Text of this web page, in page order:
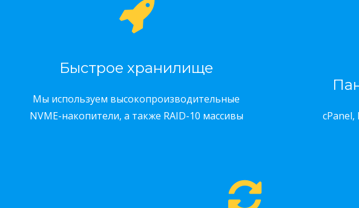
Быстрое хранилище
Мы используем высокопроизводительные
NVME-накопители, а также RAID-10 массивы
cPanel,